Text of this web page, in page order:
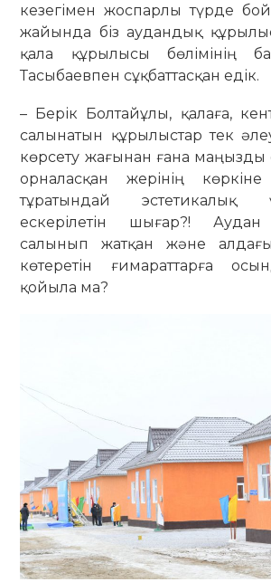
кезегімен жоспарлы түрде
жайында біз аудандық
қала құрылысы бөлімінің
Тасыбаевпен сұқбаттасқан едік.
– Берік Болтайұлы, қалаға,
салынатын құрылыстар тек
көрсету жағынан ғана
орналасқан жерінің
тұратындай эстетикалық
ескерілетін шығар?! Аудан
салынып жатқан және
көтеретін ғимараттарға
қойыла ма?